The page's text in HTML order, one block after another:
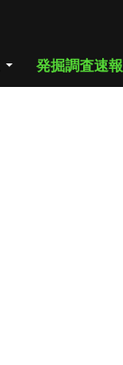
発掘調査速報